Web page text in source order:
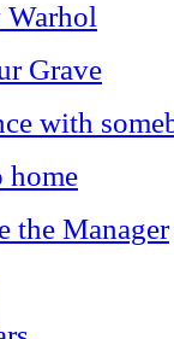
Grave
with
home
the Manager